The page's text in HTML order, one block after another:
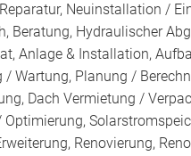
Neuinstallation /
Beratung, Hydraulischer
Anlage & Installation,
/ Wartung, Planung /
Dach Vermietung /
Optimierung,
Renovierung,